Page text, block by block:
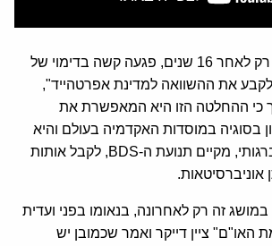
"החלטה זו שבוטלה רק לאחר 16 שנים, פגעה קשה בדימוי של
לקבע את ההשוואה למדינת אפרטהייד",
כי ההחלטה הזו היא המאפשרת את
בסוגיה במוסדות האקדמיה בעולם והיא
המאפשרת לעומר ברגותי, מקיים תנועת ה-BDS, לקבל אותות
זה רק לאחרונה, בנאומו בפני ועדית
האו"ם" ציין דייקר ואמר שכמובן יש